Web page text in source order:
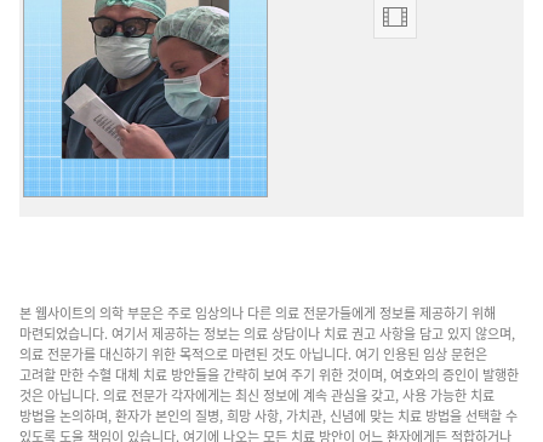
동영상
효과적이다
본 웹사이트의 의학 부문은 주로 임상의나 다른 의료 전문가들에게 정보를 제공하기 위해
마련되었습니다. 여기서 제공하는 정보는 의료 상담이나 치료 권고 사항을 담고 있지 않으며,
의료 전문가를 대신하기 위한 목적으로 마련된 것도 아닙니다. 여기 인용된 임상 문헌은
고려할 만한 수혈 대체 치료 방안들을 간략히 보여 주기 위한 것이며, 여호와의 증인이 발행한
것은 아닙니다. 의료 전문가 각자에게는 최신 정보에 계속 관심을 갖고, 사용 가능한 치료
방법을 논의하며, 환자가 본인의 질병, 희망 사항, 가치관, 신념에 맞는 치료 방법을 선택할 수
있도록 도울 책임이 있습니다. 여기에 나오는 모든 치료 방안이 어느 환자에게든 적합하거나